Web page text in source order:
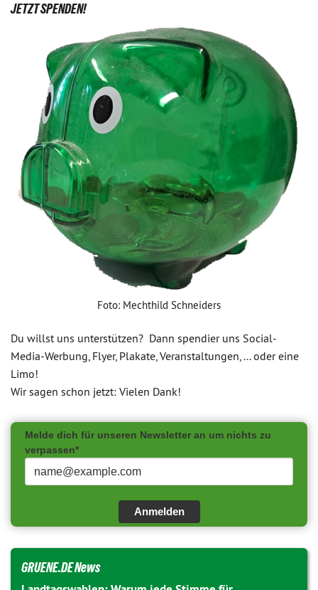
JETZT SPENDEN!
Foto: Mechthild Schneiders
Du willst uns unterstützen? Dann spendier uns Social-
Media-Werbung, Flyer, Plakate, Veranstaltungen, ... oder eine
Limo!
Wir sagen schon jetzt: Vielen Dank!
Melde dich für unseren Newsletter an um nichts zu
verpassen*
Anmelden
GRUENE.DE News